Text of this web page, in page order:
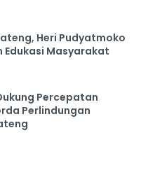
Heri Pudyatmoko
Edukasi Masyarakat
Percepatan
Perlindungan